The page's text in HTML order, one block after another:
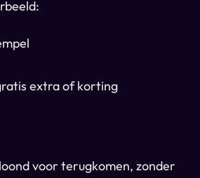
extra of korting
voor terugkomen, zonder